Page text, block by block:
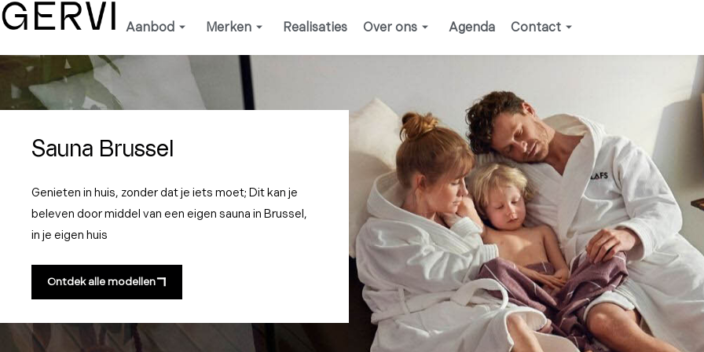
Ga
naar
de
inhoud
Aanbod Merken Realisaties Over ons Agenda Contact
Sauna Brussel
Genieten in huis, zonder dat je iets moet; Dit kan je
beleven door middel van een eigen sauna in Brussel,
in je eigen huis
Ontdek alle modellen